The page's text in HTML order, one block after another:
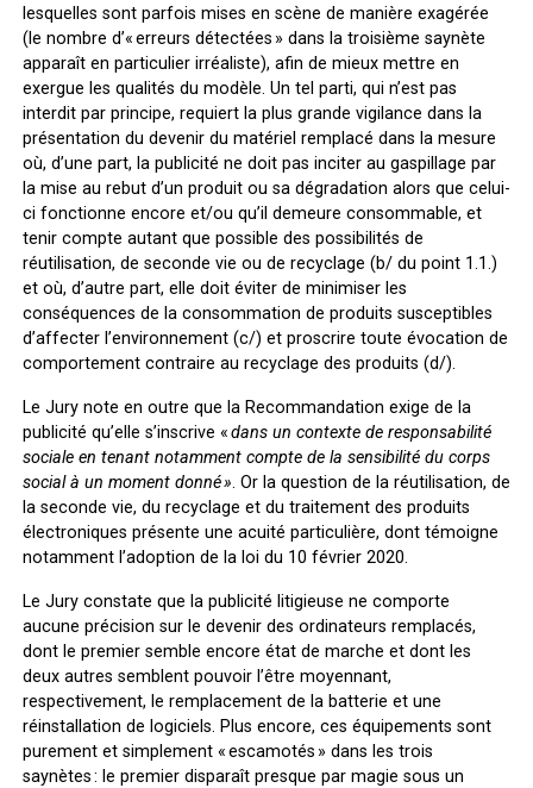
lesquelles sont parfois mises en scène de manière exagérée
(le nombre d’« erreurs détectées » dans la troisième saynète
apparaît en particulier irréaliste), afin de mieux mettre en
exergue les qualités du modèle. Un tel parti, qui n’est pas
interdit par principe, requiert la plus grande vigilance dans la
présentation du devenir du matériel remplacé dans la mesure
où, d’une part, la publicité ne doit pas inciter au gaspillage par
la mise au rebut d’un produit ou sa dégradation alors que celui-
ci fonctionne encore et/ou qu’il demeure consommable, et
tenir compte autant que possible des possibilités de
réutilisation, de seconde vie ou de recyclage (b/ du point 1.1.)
et où, d’autre part, elle doit éviter de minimiser les
conséquences de la consommation de produits susceptibles
d’affecter l’environnement (c/) et proscrire toute évocation de
comportement contraire au recyclage des produits (d/).
Le Jury note en outre que la Recommandation exige de la
publicité qu’elle s’inscrive «dans un contexte de responsabilité
sociale en tenant notamment compte de la sensibilité du corps
social à un moment donné ». Or la question de la réutilisation, de
la seconde vie, du recyclage et du traitement des produits
électroniques présente une acuité particulière, dont témoigne
notamment l’adoption de la loi du 10 février 2020.
Le Jury constate que la publicité litigieuse ne comporte
aucune précision sur le devenir des ordinateurs remplacés,
dont le premier semble encore état de marche et dont les
deux autres semblent pouvoir l’être moyennant,
respectivement, le remplacement de la batterie et une
réinstallation de logiciels. Plus encore, ces équipements sont
purement et simplement « escamotés » dans les trois
saynètes : le premier disparaît presque par magie sous un